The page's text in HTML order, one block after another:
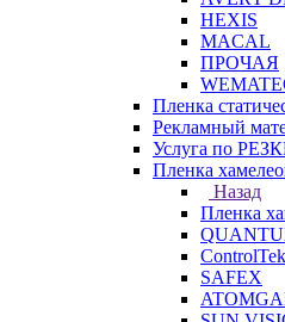
HEXIS
MACAL
ПРОЧАЯ
Пленка
Рекламный
Услуга по
Пленка
Назад
Пленка
ControlTek
SAFEX